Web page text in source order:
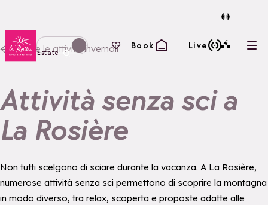
Torna alla home page
Passa alla modalità invernale
Estate
I tuoi preferiti
Book Live
Tutte le attività invernali
Attività senza sci a
La Rosière
Non tutti scelgono di sciare durante la vacanza. A La Rosière,
numerose attività senza sci permettono di scoprire la montagna
in modo diverso, tra relax, scoperta e proposte adatte alle